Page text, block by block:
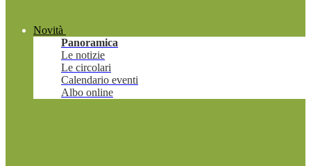
Novità
Panoramica
Le notizie
Le circolari
Calendario eventi
Albo online